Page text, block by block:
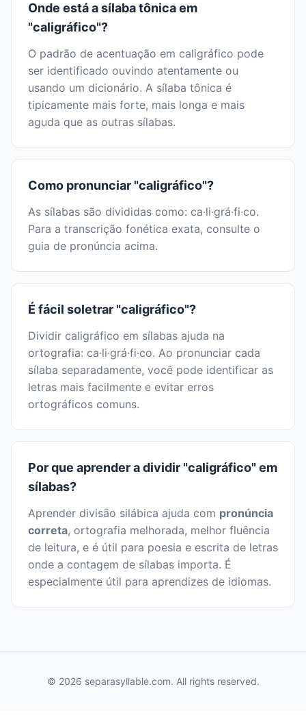
Onde está a sílaba tônica em
"caligráfico"?
O padrão de acentuação em caligráfico pode
ser identificado ouvindo atentamente ou
usando um dicionário. A sílaba tônica é
tipicamente mais forte, mais longa e mais
aguda que as outras sílabas.
Como pronunciar "caligráfico"?
As sílabas são divididas como: ca·li·grá·fi·co.
Para a transcrição fonética exata, consulte o
guia de pronúncia acima.
É fácil soletrar "caligráfico"?
Dividir caligráfico em sílabas ajuda na
ortografia: ca·li·grá·fi·co. Ao pronunciar cada
sílaba separadamente, você pode identificar as
letras mais facilmente e evitar erros
ortográficos comuns.
Por que aprender a dividir "caligráfico" em
sílabas?
Aprender divisão silábica ajuda com pronúncia
correta, ortografia melhorada, melhor fluência
de leitura, e é útil para poesia e escrita de letras
onde a contagem de sílabas importa. É
especialmente útil para aprendizes de idiomas.
© 2026 separasyllable.com. All rights reserved.